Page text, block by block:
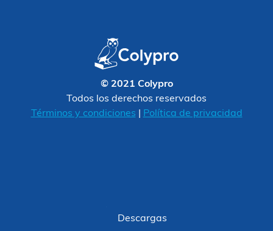
© 2021 Colypro
Todos los derechos reservados
Términos y condiciones
Política de privacidad
Descargas